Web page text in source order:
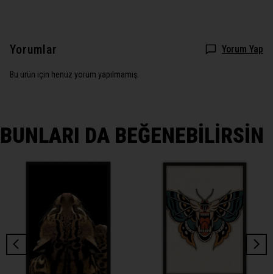
Yorumlar Yorum Yap
Bu ürün için henüz yorum yapılmamış.
BUNLARI DA BEĞENEBİLİRSİN